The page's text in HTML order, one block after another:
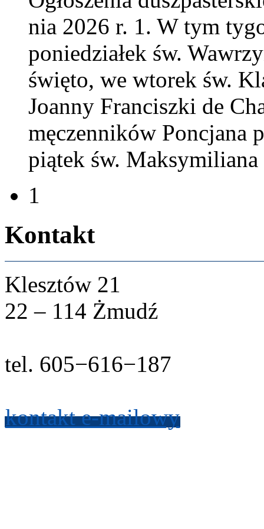
nia 2026 r. 1. W tym
poniedzi­ałek św.
święto, we wtorek św.
Joanny Fran­ciszki de
męczen­ników Pon­c­jana
piątek św.
1
Kon­takt
Klesztów 21
22 – 114 Żmudź
tel. 605−616−187
kon­takt e-​mailowy